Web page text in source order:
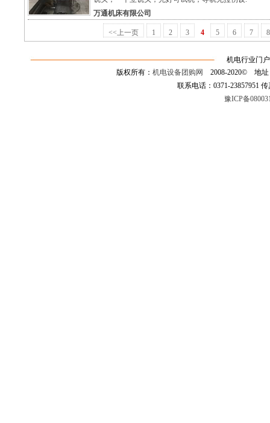
万通机床有限公司
<<上一页 1 2 3 4 5 6 7 8
机电行业门
版权所有： 机电设备团购网
2008-2020© 地址
联系电话：0371-23857951
豫ICP备